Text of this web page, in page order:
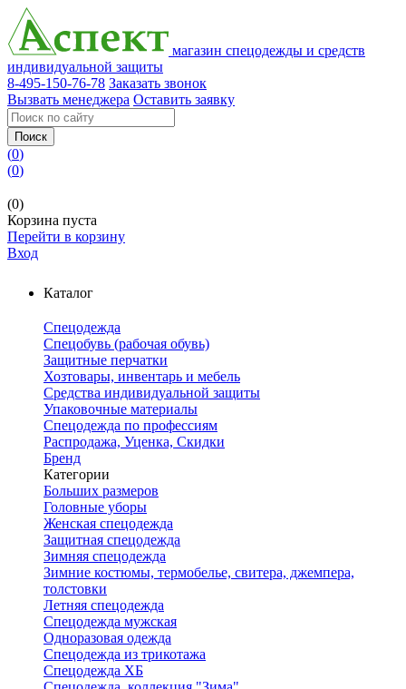
магазин спецодежды и средств
индивидуальной защиты
8-495-150-76-78 Заказать звонок
Вызвать менеджера Оставить заявку
Поиск
(0)
(0)
(0)
Корзина пуста
Перейти в корзину
Вход
Каталог
Спецодежда
Спецобувь (рабочая обувь)
Защитные перчатки
Хозтовары, инвентарь и мебель
Средства индивидуальной защиты
Упаковочные материалы
Спецодежда по профессиям
Распродажа, Уценка, Скидки
Бренд
Категории
Больших размеров
Головные уборы
Женская спецодежда
Защитная спецодежда
Зимняя спецодежда
Зимние костюмы, термобелье, свитера, джемпера,
толстовки
Летняя спецодежда
Спецодежда мужская
Одноразовая одежда
Спецодежда из трикотажа
Спецодежда ХБ